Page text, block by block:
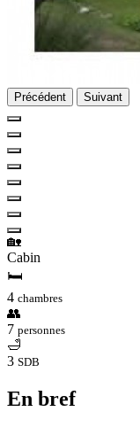
Précédent Suivant
🏡
Cabin
🛏
4 chambres
👥
7 personnes
🛁
3 SDB
En bref